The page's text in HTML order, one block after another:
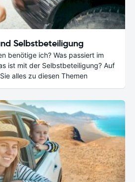
Selbstbeteiligung
benötige ich? Was passiert im
ist mit der Selbstbeteiligung? Auf
alles zu diesen Themen